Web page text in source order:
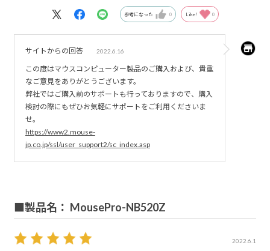
参考になった 0 Like! 0
サイトからの回答 2022.6.16
この度はマウスコンピューター製品のご購入および、貴重
なご意見をありがとうございます。
弊社ではご購入前のサポートも行っておりますので、購入
検討の際にもぜひお気軽にサポートをご利用くださいま
せ。
https://www2.mouse-
jp.co.jp/ssl/user_support2/sc_index.asp
■製品名： MousePro-NB520Z
2022.6.1